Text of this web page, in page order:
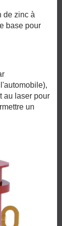
de zinc à
base pour
au laser pour
un